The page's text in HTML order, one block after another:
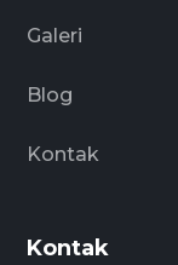
Galeri
Blog
Kontak
Kontak